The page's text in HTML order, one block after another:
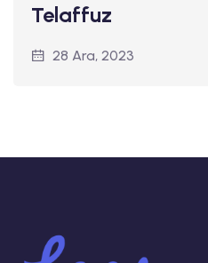
Telaffuz
28 Ara, 2023